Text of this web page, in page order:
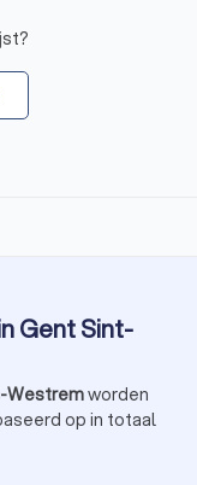
Gent Sint-
Westremworden
op in totaal